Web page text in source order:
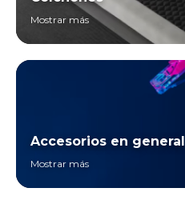
Mostrar más
Accesorios en general
Mostrar más